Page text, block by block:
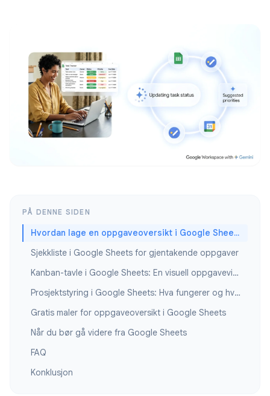
PÅ DENNE SIDEN
Hvordan lage en oppgaveoversikt i Google Sheets
Sjekkliste i Google Sheets for gjentakende oppgaver
Kanban-tavle i Google Sheets: En visuell oppgavevisning
Prosjektstyring i Google Sheets: Hva fungerer og hva fungerer ikke
Gratis maler for oppgaveoversikt i Google Sheets
Når du bør gå videre fra Google Sheets
FAQ
Konklusjon